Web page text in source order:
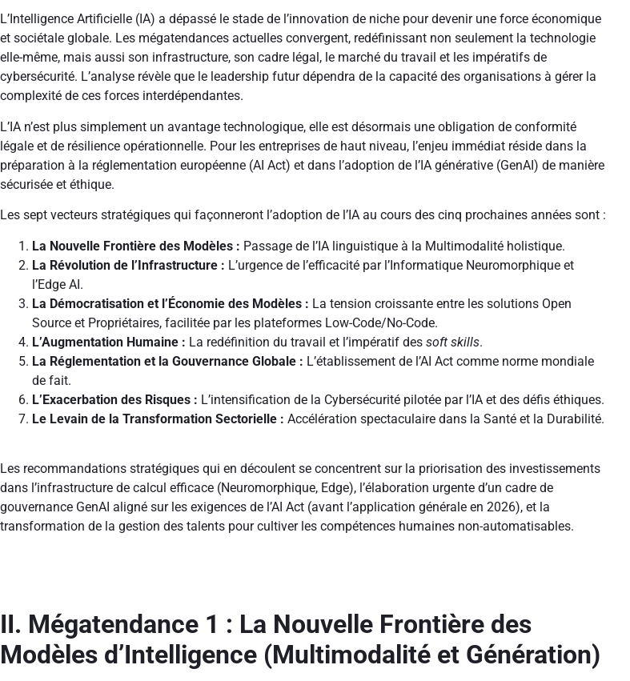
L’Intelligence Artificielle (IA) a dépassé le stade de l’innovation de niche pour devenir une force économique
et sociétale globale. Les mégatendances actuelles convergent, redéfinissant non seulement la technologie
elle-même, mais aussi son infrastructure, son cadre légal, le marché du travail et les impératifs de
cybersécurité. L’analyse révèle que le leadership futur dépendra de la capacité des organisations à gérer la
complexité de ces forces interdépendantes.
L’IA n’est plus simplement un avantage technologique, elle est désormais une obligation de conformité
légale et de résilience opérationnelle. Pour les entreprises de haut niveau, l’enjeu immédiat réside dans la
préparation à la réglementation européenne (AI Act) et dans l’adoption de l’IA générative (GenAI) de manière
sécurisée et éthique.
Les sept vecteurs stratégiques qui façonneront l’adoption de l’IA au cours des cinq prochaines années sont :
La Nouvelle Frontière des Modèles : Passage de l’IA linguistique à la Multimodalité holistique.
La Révolution de l’Infrastructure : L’urgence de l’efficacité par l’Informatique Neuromorphique et
l’Edge AI.
La Démocratisation et l’Économie des Modèles : La tension croissante entre les solutions Open
Source et Propriétaires, facilitée par les plateformes Low-Code/No-Code.
L’Augmentation Humaine : La redéfinition du travail et l’impératif des soft skills.
La Réglementation et la Gouvernance Globale : L’établissement de l’AI Act comme norme mondiale
de fait.
L’Exacerbation des Risques : L’intensification de la Cybersécurité pilotée par l’IA et des défis éthiques.
Le Levain de la Transformation Sectorielle : Accélération spectaculaire dans la Santé et la Durabilité.
Les recommandations stratégiques qui en découlent se concentrent sur la priorisation des investissements
dans l’infrastructure de calcul efficace (Neuromorphique, Edge), l’élaboration urgente d’un cadre de
gouvernance GenAI aligné sur les exigences de l’AI Act (avant l’application générale en 2026), et la
transformation de la gestion des talents pour cultiver les compétences humaines non-automatisables.
II. Mégatendance 1 : La Nouvelle Frontière des
Modèles d’Intelligence (Multimodalité et Génération)